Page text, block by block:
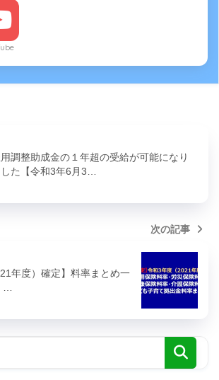
用調整助成金の１年超の受給が可能になり
した【令和3年6月3…
次の記事
年度）確定】料率まとめ一
…